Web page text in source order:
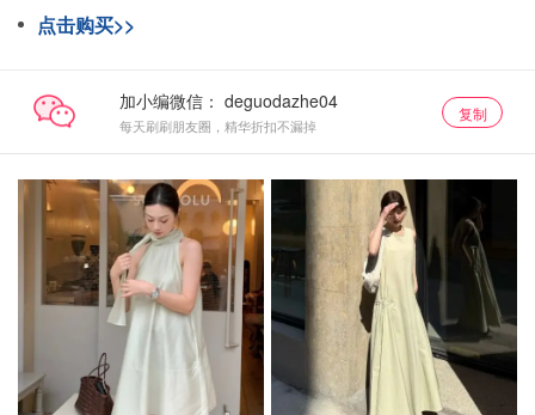
点击购买>>
加小编微信：
每天刷刷朋友圈，精华折扣不漏掉
复制